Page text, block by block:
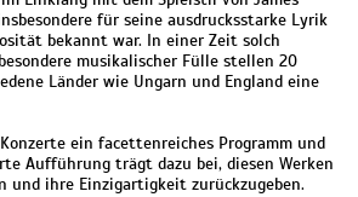
für seine ausdrucksstarke Lyrik
bekannt war. In einer Zeit solch
musikalischer Fülle stellen 20
Länder wie Ungarn und England eine
ein facettenreiches Programm und
Aufführung trägt dazu bei, diesen Werken
und ihre Einzigartigkeit zurückzugeben.